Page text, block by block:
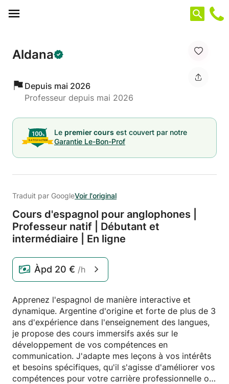
Aldana
Depuis mai 2026
Professeur depuis mai 2026
Le premier cours est couvert par notre
Garantie Le-Bon-Prof
Traduit par GoogleVoir l'original
Cours d'espagnol pour anglophones |
Professeur natif | Débutant et
intermédiaire | En ligne
Àpd 20 € /h
Apprenez l'espagnol de manière interactive et
dynamique. Argentine d'origine et forte de plus de 3
ans d'expérience dans l'enseignement des langues,
je propose des cours immersifs axés sur le
développement de vos compétences en
communication. J'adapte mes leçons à vos intérêts
et besoins spécifiques, qu'il s'agisse d'améliorer vos
compétences pour votre carrière professionnelle ou